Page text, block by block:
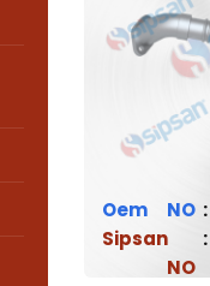
Oem
Sipsan